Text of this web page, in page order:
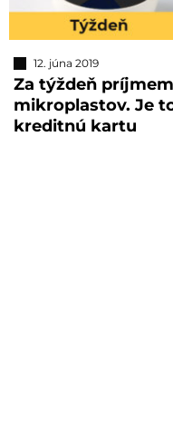
12. júna 2019
Za týždeň
mikroplastov. Je
kreditnú kartu